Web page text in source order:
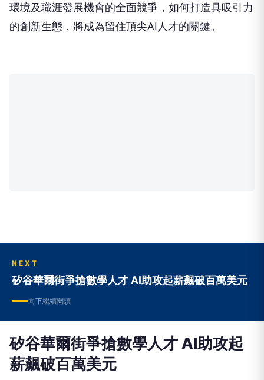
環境及職涯發展機會的全面競爭，如何打造具吸引力
的創新生態，將成為留住頂尖AI人才的關鍵。
NEXT
矽谷華爾街爭搶數學人才 AI助攻起薪飆破百萬美元
向下繼續閱讀
矽谷華爾街爭搶數學人才 AI助攻起
薪飆破百萬美元